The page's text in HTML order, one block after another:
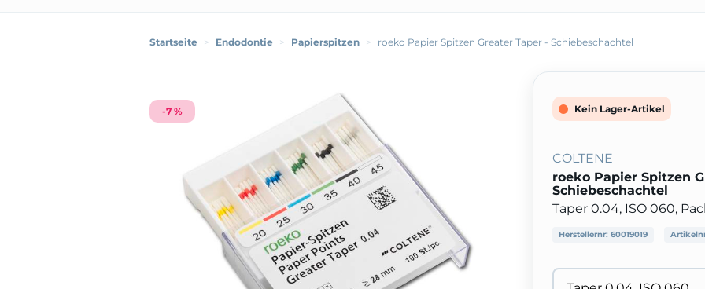
Startseite > Endodontie > Papierspitzen > roeko Papier Spitzen Greater Taper - Schiebeschachtel
-7 % Kein Lager-Artikel
COLTENE
roeko Papier Spitzen
Schiebeschachtel
Taper 0.04, ISO 060,
Herstellernr: 60019019